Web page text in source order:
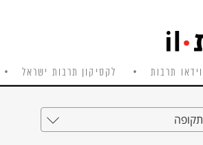
וידאו תרבות לקסיקון תרבות ישראל
תקופה